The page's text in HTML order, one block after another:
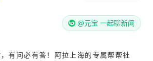
@元宝 一起聊新闻
有问必有答！阿拉上海的专属帮帮社